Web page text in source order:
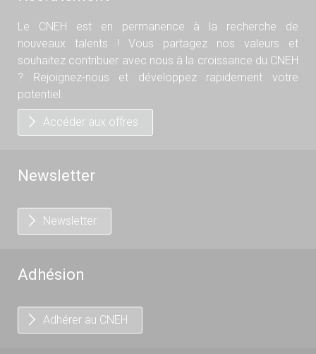
Le CNEH est en permanence à la recherche de
nouveaux talents ! Vous partagez nos valeurs et
souhaitez contribuer avec nous à la croissance du CNEH
? Rejoignez-nous et développez rapidement votre
potentiel.
Accéder aux offres
Newsletter
Newsletter
Adhésion
Adhérer au CNEH